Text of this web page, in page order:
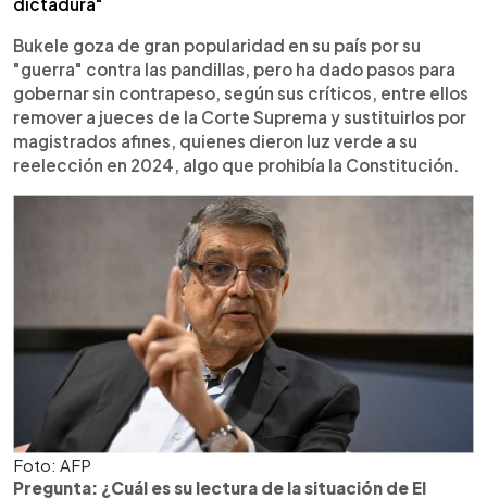
Bukele goza de gran popularidad en su país por su
"guerra" contra las pandillas, pero ha dado pasos para
gobernar sin contrapeso, según sus críticos, entre ellos
remover a jueces de la Corte Suprema y sustituirlos por
magistrados afines, quienes dieron luz verde a su
reelección en 2024, algo que prohibía la Constitución.
Foto: AFP
Pregunta: ¿Cuál es su lectura de la situación de El